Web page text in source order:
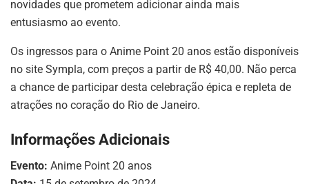
novidades que prometem adicionar ainda mais
entusiasmo ao evento.
Os ingressos para o Anime Point 20 anos estão disponíveis
no site Sympla, com preços a partir de R$ 40,00. Não perca
a chance de participar desta celebração épica e repleta de
atrações no coração do Rio de Janeiro.
Informações Adicionais
Evento: Anime Point 20 anos